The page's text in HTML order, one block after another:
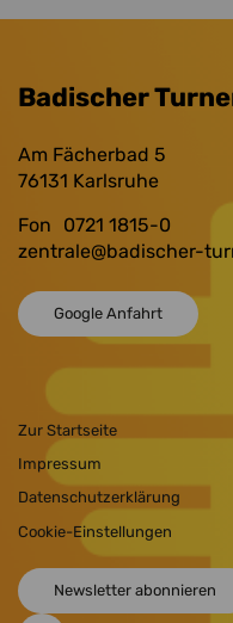
Badischer
Am Fächerbad 5
76131 Karlsruhe
Fon
0721 1815-0
zentrale@badischer-
Google Anfahrt
Zur Startseite
Impressum
Datenschutzerklärung
Cookie-Einstellungen
Newsletter abonnieren